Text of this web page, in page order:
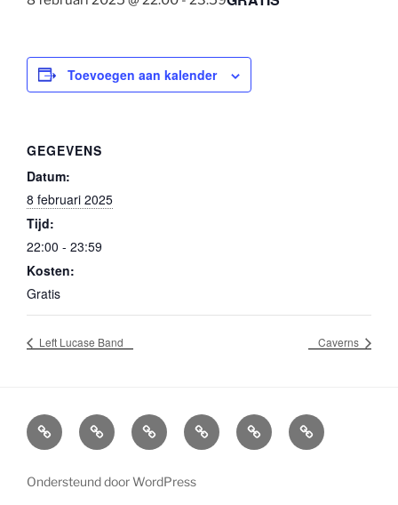
Toevoegen aan kalender
GEGEVENS
Datum:
8 februari 2025
Tijd:
22:00 - 23:59
Kosten:
Gratis
Left Lucase Band Caverns
Agenda Boekingen
Bands
Info
en
Socials
Bluescafe
Home
Overlijden
William
Ondersteund door WordPress